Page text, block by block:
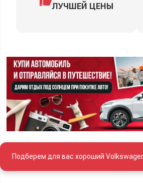
ЛУЧШЕЙ ЦЕНЫ
Подберем для вас хороший